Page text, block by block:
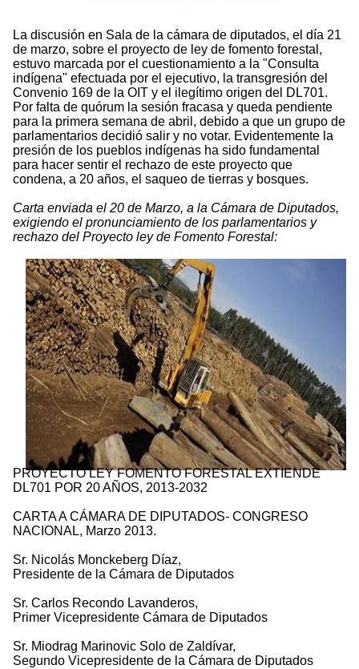
La discusión en Sala de la cámara de diputados, el día 21
de marzo, sobre el proyecto de ley de fomento forestal,
estuvo marcada por el cuestionamiento a la "Consulta
indígena" efectuada por el ejecutivo, la transgresión del
Convenio 169 de la OIT y el ilegítimo origen del DL701.
Por falta de quórum la sesión fracasa y queda pendiente
para la primera semana de abril, debido a que un grupo de
parlamentarios decidió salir y no votar. Evidentemente la
presión de los pueblos indígenas ha sido fundamental
para hacer sentir el rechazo de este proyecto que
condena, a 20 años, el saqueo de tierras y bosques.
Carta enviada el 20 de Marzo, a la Cámara de Diputados,
exigiendo el pronunciamiento de los parlamentarios y
rechazo del Proyecto ley de Fomento Forestal:
PROYECTO LEY FOMENTO FORESTAL EXTIENDE
DL701 POR 20 AÑOS, 2013-2032
CARTA A CÁMARA DE DIPUTADOS- CONGRESO
NACIONAL, Marzo 2013.
Sr. Nicolás Monckeberg Díaz,
Presidente de la Cámara de Diputados
Sr. Carlos Recondo Lavanderos,
Primer Vicepresidente Cámara de Diputados
Sr. Miodrag Marinovic Solo de Zaldívar,
Segundo Vicepresidente de la Cámara de Diputados